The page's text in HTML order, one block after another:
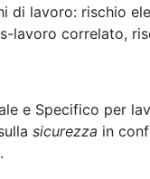
di lavoro: rischio
lavoro correlato,
e Specifico per
sicurezza in
.